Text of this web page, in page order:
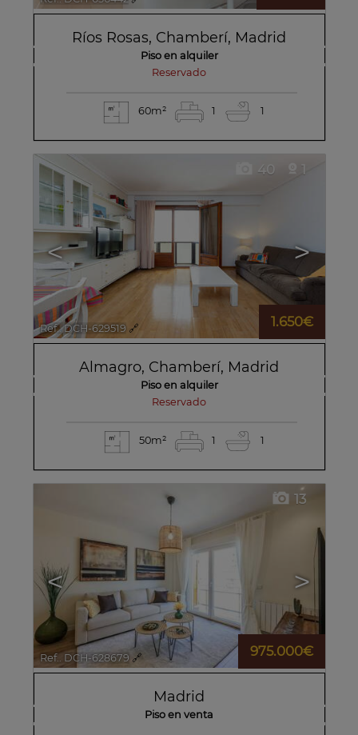
reservado
Ríos Rosas, Chamberí, Madrid
Piso en alquiler
60m² 1 1
reservado
< >
40 1
Ref.. DCH-629519 🔗
Almagro, Chamberí, Madrid
Piso en alquiler
50m² 1 1
1.650€
< >
13
Ref.. DCH-628679 🔗
Madrid
Piso en venta
975.000€